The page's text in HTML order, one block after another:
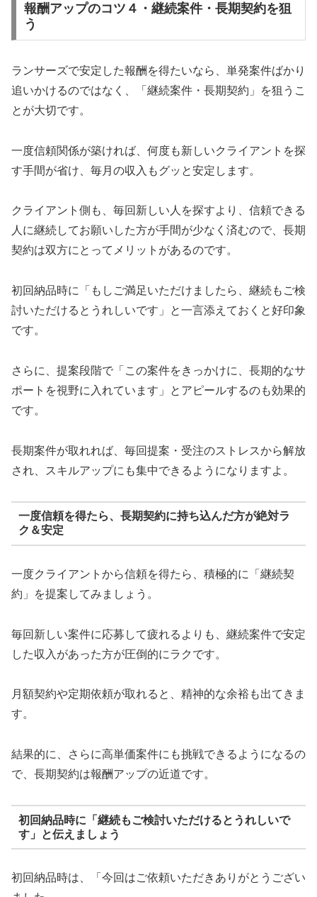
報酬アップのコツ４・継続案件・長期契約を狙
う
ランサーズで安定した報酬を得たいなら、単発案件ばかり
追いかけるのではなく、「継続案件・長期契約」を狙うこ
とが大切です。
一度信頼関係が築ければ、何度も新しいクライアントを探
す手間が省け、毎月の収入もグッと安定します。
クライアント側も、毎回新しい人を探すより、信頼できる
人に継続してお願いした方が手間が少なく済むので、長期
契約は双方にとってメリットがあるのです。
初回納品時に「もしご満足いただけましたら、継続もご検
討いただけるとうれしいです」と一言添えておくと好印象
です。
さらに、提案段階で「この案件をきっかけに、長期的なサ
ポートを視野に入れています」とアピールするのも効果的
です。
長期案件が取れれば、毎回提案・受注のストレスから解放
され、スキルアップにも集中できるようになりますよ。
一度信頼を得たら、長期契約に持ち込んだ方が絶対ラ
ク＆安定
一度クライアントから信頼を得たら、積極的に「継続契
約」を提案してみましょう。
毎回新しい案件に応募して疲れるよりも、継続案件で安定
した収入があった方が圧倒的にラクです。
月額契約や定期依頼が取れると、精神的な余裕も出てきま
す。
結果的に、さらに高単価案件にも挑戦できるようになるの
で、長期契約は報酬アップの近道です。
初回納品時に「継続もご検討いただけるとうれしいで
す」と伝えましょう
初回納品時は、「今回はご依頼いただきありがとうござい